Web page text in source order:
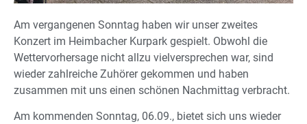
Am vergangenen Sonntag haben wir unser zweites
Konzert im Heimbacher Kurpark gespielt. Obwohl die
Wettervorhersage nicht allzu vielversprechen war, sind
wieder zahlreiche Zuhörer gekommen und haben
zusammen mit uns einen schönen Nachmittag verbracht.
Am kommenden Sonntag, 06.09., bietet sich uns wieder